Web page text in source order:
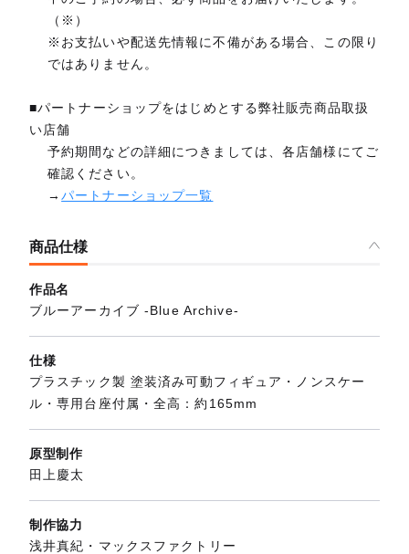
（※）
※お支払いや配送先情報に不備がある場合、この限り
ではありません。
■パートナーショップをはじめとする弊社販売商品取扱
い店舗
予約期間などの詳細につきましては、各店舗様にてご
確認ください。
→パートナーショップ一覧
商品仕様
作品名
ブルーアーカイブ -Blue Archive-
仕様
プラスチック製 塗装済み可動フィギュア・ノンスケー
ル・専用台座付属・全高：約165mm
原型制作
田上慶太
制作協力
浅井真紀・マックスファクトリー